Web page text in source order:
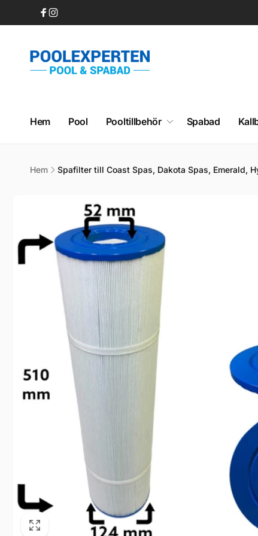
innehåll
Facebook
Instagram
Hem Pool Pooltillbehör Spabad
Hem Spafilter till Coast Spas, Dakota Spas, Emerald,